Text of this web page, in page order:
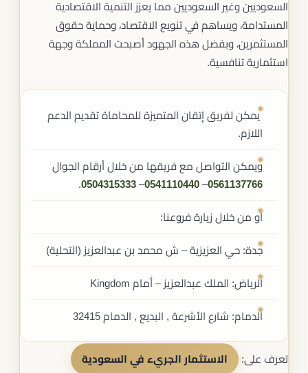
السعوديين وغير السعوديين مما يعزز التنمية الاقتصادية
المستدامة، ويساهم في تنويع الاقتصاد، وحماية حقوق
المستثمرين، وبفضل هذه الجهود أصبحت المملكة وجهة
استثمارية تنافسية.
يمكن لفريق إتقان المتميزة للمحاماة تقديم الدعم
اللازم.
ويمكن التواصل مع فريقها من خلال أرقام الجوال
0561137766
–
0541110440
–
0504315333
.
أو من خلال زيارة فروعنا:
جدة: حي العزيزية – ش محمد بن عبدالعزيز (التحلية)
الرياض: الملك عبدالعزيز – أمام Kingdom
الدمام: شارع الأشرعة , البديع , الدمام 32415
تعرف على: الاستثمار الجريء في السعودية